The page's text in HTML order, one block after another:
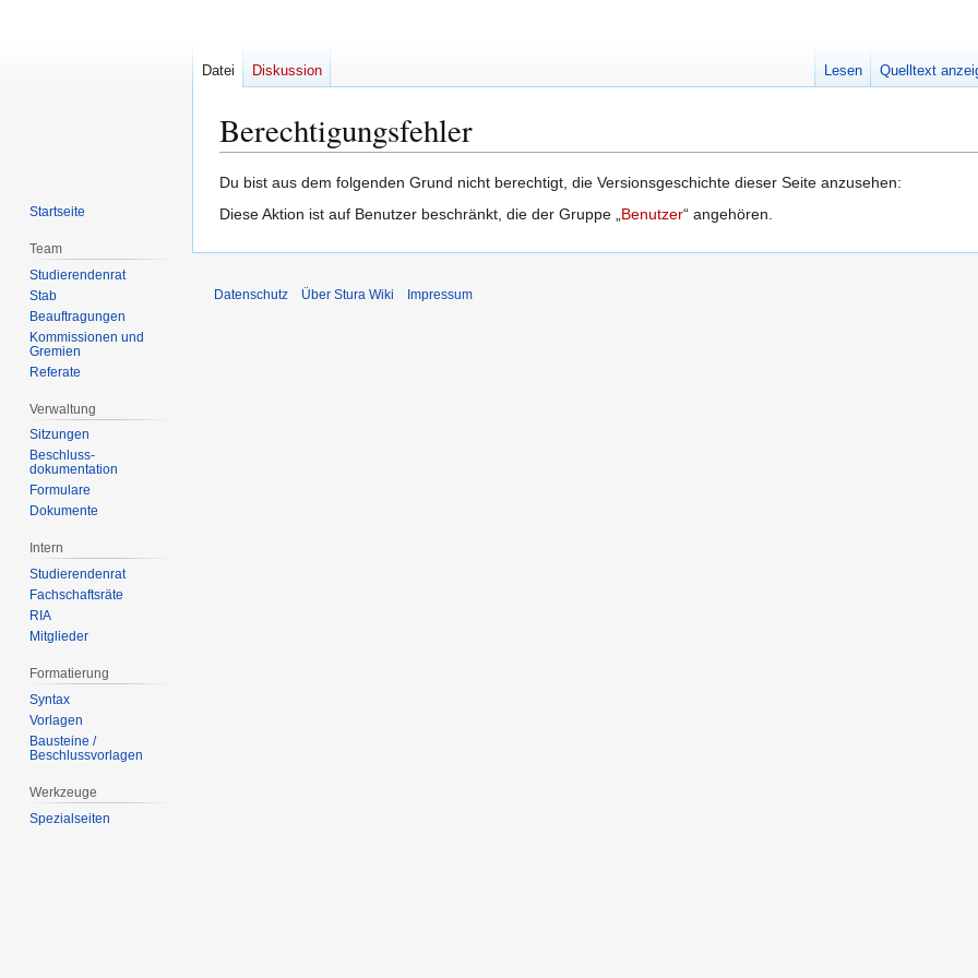
Berechtigungsfehler
Zur
Navigation
Zur
Suche
Du bist aus dem folgenden Grund nicht berechtigt, die Versionsgeschichte dieser Seite anzusehen:
Diese Aktion ist auf Benutzer beschränkt, die der Gruppe „Benutzer“ angehören.
Datei Diskussion Lesen Quelltext
Startseite
Team
Studierendenrat
Stab
Beauftragungen
Kommissionen und
Gremien
Referate
Verwaltung
Sitzungen
Beschluss-
dokumentation
Formulare
Dokumente
Intern
Studierendenrat
Fachschaftsräte
RIA
Mitglieder
Formatierung
Syntax
Vorlagen
Bausteine /
Beschlussvorlagen
Werkzeuge
Spezialseiten
Datenschutz Über Stura Wiki Impressum